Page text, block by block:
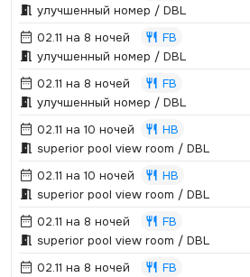
улучшенный номер / DBL
02.11 на 8 ночей
FB
улучшенный номер / DBL
02.11 на 8 ночей
FB
улучшенный номер / DBL
02.11 на 10 ночей
HB
superior pool view room / DBL
02.11 на 10 ночей
HB
superior pool view room / DBL
02.11 на 8 ночей
FB
superior pool view room / DBL
02.11 на 8 ночей
FB